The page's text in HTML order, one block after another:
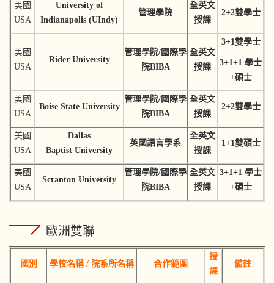
美國
USA
University of
Indianapolis (UIndy)
管理學院
全英文
授課
2+2雙學士
美國
USA
Rider University
管理學院/國際學
院BIBA
全英文
授課
3+1雙學士
3+1+1 學士
+碩士
美國
USA
Boise State University
管理學院/國際學
院BIBA
全英文
授課
2+2雙學士
美國
USA
Dallas
Baptist University
英國語言學系
全英文
授課
1+1雙碩士
美國
USA
Scranton University
管理學院/國際學
院BIBA
全英文
授課
3+1+1 學士
+碩士
歐洲雙聯
國別 學校名稱 / 院系所名稱 合作範圍
授
課
備註